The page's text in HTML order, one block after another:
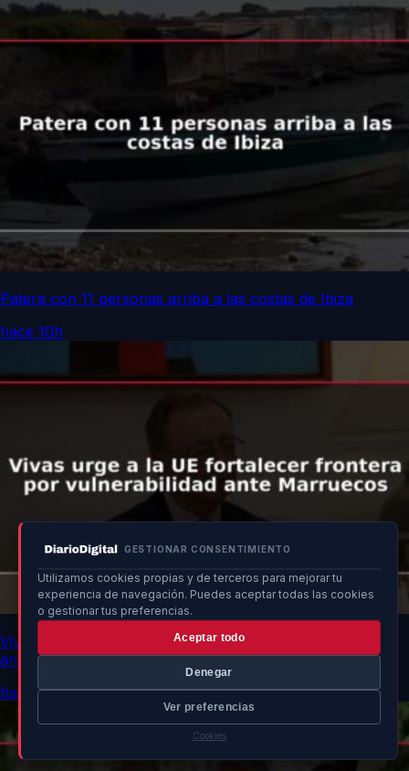
GESTIONAR CONSENTIMIENTO
Utilizamos cookies propias y de terceros para mejorar tu
experiencia de navegación. Puedes aceptar todas las cookies
o gestionar tus preferencias.
Aceptar todo
Denegar
Ver preferencias
Cookies
Patera con 11 personas arriba a las costas de Ibiza
hace 10h
Vivas urge a la UE fortalecer frontera por vulnerabilidad
ante Marruecos
hace 10h